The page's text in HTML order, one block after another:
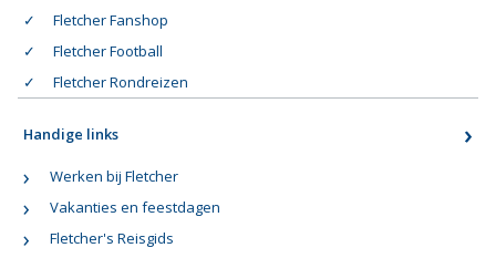
Fletcher Fanshop
Fletcher Football
Fletcher Rondreizen
Handige links
Werken bij Fletcher
Vakanties en feestdagen
Fletcher's Reisgids